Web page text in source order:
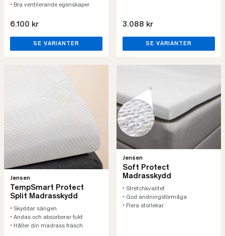
• Bra ventilerande egenskaper
6.100 kr
SE VARIANTER
3.088 kr
SE VARIANTER
Jensen
TempSmart Protect
Split Madrasskydd
• Skyddar sängen
• Andas och absorberar fukt
• Håller din madrass fräsch
Jensen
Soft Protect
Madrasskydd
• Stretchkvalitet
• God andningsförmåga
• Flera storlekar